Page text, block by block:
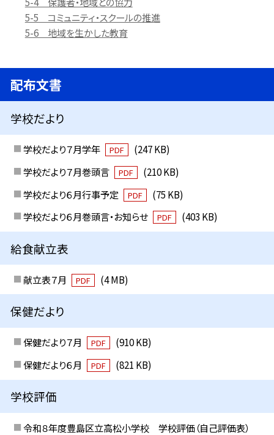
5-5 コミュニティ・スクールの推進
5-6 地域を生かした教育
配布文書
学校だより
学校だより７月学年 PDF
(247 KB)
学校だより７月巻頭言
PDF
(210 KB)
学校だより６月行事予定
PDF
(75 KB)
学校だより６月巻頭言・お知らせ
PDF (403 KB)
給食献立表
献立表７月 PDF (4 MB)
保健だより
保健だより７月 PDF
(910 KB)
保健だより６月
PDF (821 KB)
学校評価
令和８年度豊島区立高松小学校 学校評価（自己評価表）